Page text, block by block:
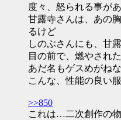
度々、怒られる事が
甘露寺さんは、あの
るけど
しのぶさんにも、甘
目の前で、燃やされ
あだ名もゲスめがね
こんな、性能の良い
>>850
これは…二次創作の